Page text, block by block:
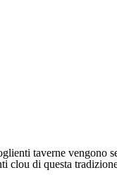
taverne
clou di questa